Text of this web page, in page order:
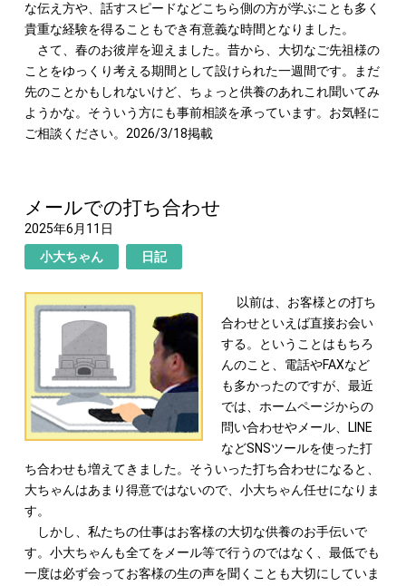
な伝え方や、話すスピードなどこちら側の方が学ぶことも多く
貴重な経験を得ることもでき有意義な時間となりました。
さて、春のお彼岸を迎えました。昔から、大切なご先祖様の
ことをゆっくり考える期間として設けられた一週間です。まだ
先のことかもしれないけど、ちょっと供養のあれこれ聞いてみ
ようかな。そういう方にも事前相談を承っています。お気軽に
ご相談ください。2026/3/18掲載
メールでの打ち合わせ
2025年6月11日
小大ちゃん
日記
以前は、お客様との打ち
合わせといえば直接お会い
する。ということはもちろ
んのこと、電話やFAXなど
も多かったのですが、最近
では、ホームページからの
問い合わせやメール、LINE
などSNSツールを使った打
ち合わせも増えてきました。そういった打ち合わせになると、
大ちゃんはあまり得意ではないので、小大ちゃん任せになりま
す。
しかし、私たちの仕事はお客様の大切な供養のお手伝いで
す。小大ちゃんも全てをメール等で行うのではなく、最低でも
一度は必ず会ってお客様の生の声を聞くことも大切にしていま